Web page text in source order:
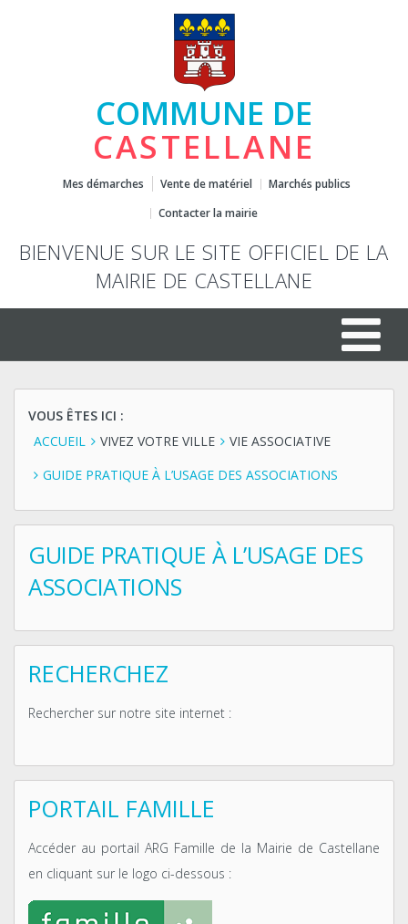
COMMUNE DE
CASTELLANE
Mes démarches Vente de matériel
Marchés publics
Contacter la mairie
BIENVENUE SUR LE SITE OFFICIEL DE LA
MAIRIE DE CASTELLANE
VOUS ÊTES ICI :
ACCUEIL
VIVEZ VOTRE VILLE
VIE ASSOCIATIVE
GUIDE PRATIQUE À L’USAGE DES ASSOCIATIONS
GUIDE PRATIQUE À L’USAGE DES
ASSOCIATIONS
RECHERCHEZ
Rechercher sur notre site internet :
PORTAIL FAMILLE
Accéder au portail ARG Famille de la Mairie de Castellane
en cliquant sur le logo ci-dessous :